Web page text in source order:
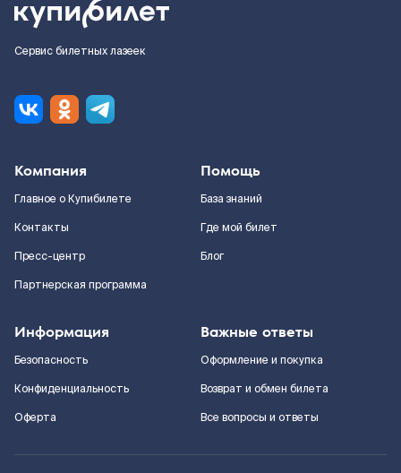
Сервис билетных лазеек
Компания
Главное о Купибилете
Контакты
Пресс-центр
Партнерская программа
Помощь
База знаний
Где мой билет
Блог
Информация
Безопасность
Конфиденциальность
Оферта
Важные ответы
Оформление и покупка
Возврат и обмен билета
Все вопросы и ответы